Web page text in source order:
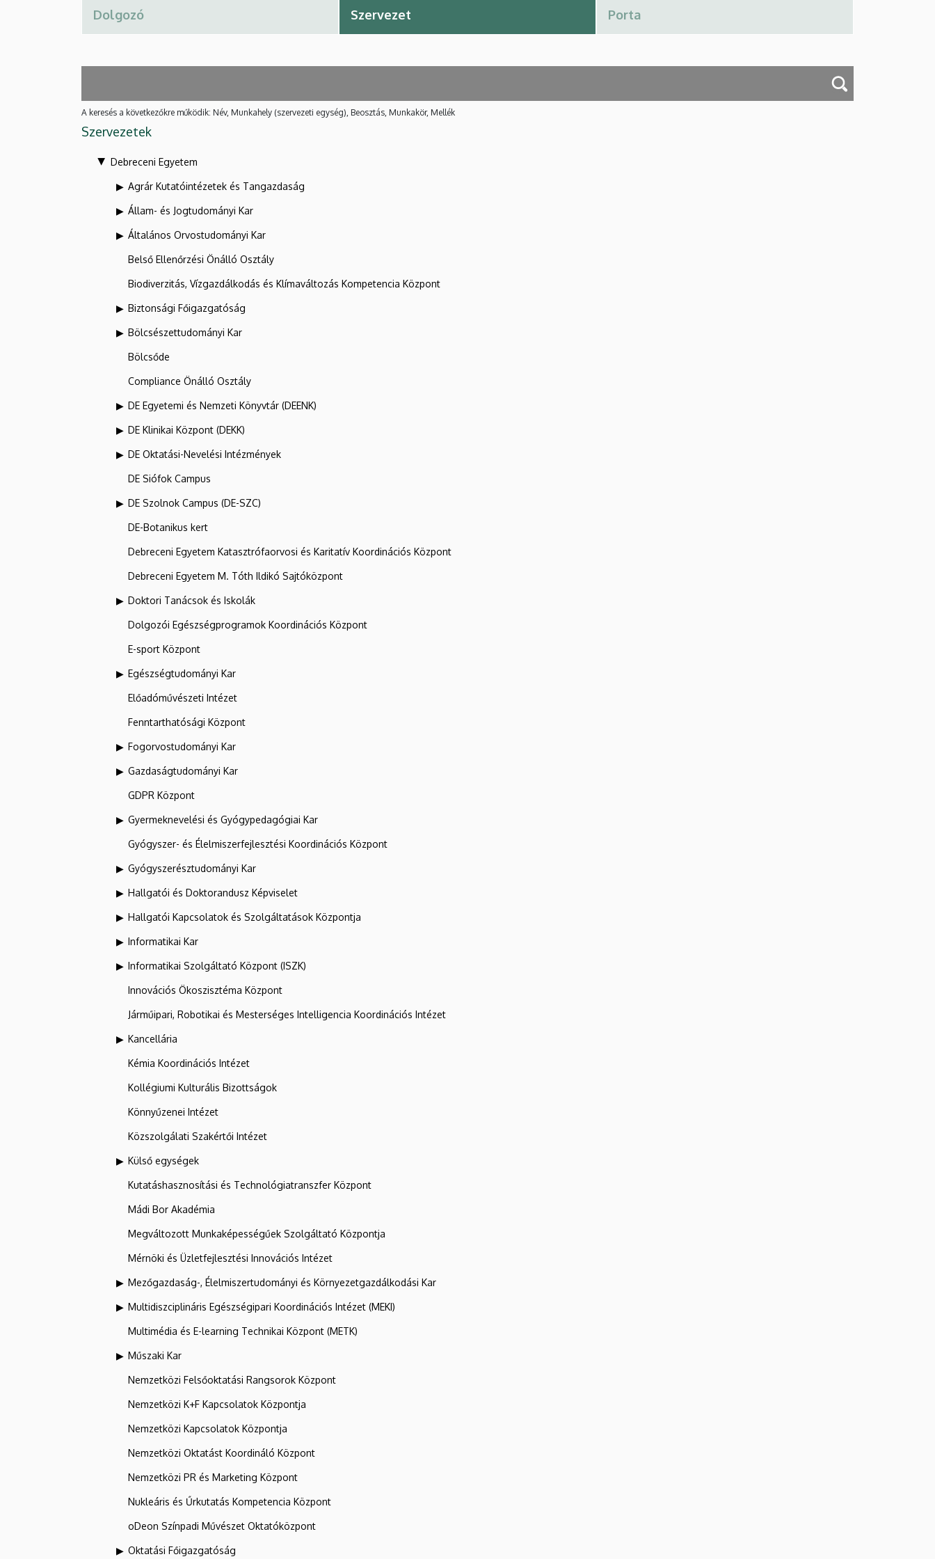
A keresés a következőkre működik: Név, Munkahely (szervezeti egység), Beosztás, Munkakör, Mellék
Szervezetek
Debreceni Egyetem
Agrár Kutatóintézetek és Tangazdaság
Állam- és Jogtudományi Kar
Általános Orvostudományi Kar
Belső Ellenőrzési Önálló Osztály
Biodiverzitás, Vízgazdálkodás és Klímaváltozás Kompetencia Központ
Biztonsági Főigazgatóság
Bölcsészettudományi Kar
Bölcsőde
Compliance Önálló Osztály
DE Egyetemi és Nemzeti Könyvtár (DEENK)
DE Klinikai Központ (DEKK)
DE Oktatási-Nevelési Intézmények
DE Siófok Campus
DE Szolnok Campus (DE-SZC)
DE-Botanikus kert
Debreceni Egyetem Katasztrófaorvosi és Karitatív Koordinációs Központ
Debreceni Egyetem M. Tóth Ildikó Sajtóközpont
Doktori Tanácsok és Iskolák
Dolgozói Egészségprogramok Koordinációs Központ
E-sport Központ
Egészségtudományi Kar
Előadóművészeti Intézet
Fenntarthatósági Központ
Fogorvostudományi Kar
Gazdaságtudományi Kar
GDPR Központ
Gyermeknevelési és Gyógypedagógiai Kar
Gyógyszer- és Élelmiszerfejlesztési Koordinációs Központ
Gyógyszerésztudományi Kar
Hallgatói és Doktorandusz Képviselet
Hallgatói Kapcsolatok és Szolgáltatások Központja
Informatikai Kar
Informatikai Szolgáltató Központ (ISZK)
Innovációs Ökoszisztéma Központ
Járműipari, Robotikai és Mesterséges Intelligencia Koordinációs Intézet
Kancellária
Kémia Koordinációs Intézet
Kollégiumi Kulturális Bizottságok
Könnyűzenei Intézet
Közszolgálati Szakértői Intézet
Külső egységek
Kutatáshasznosítási és Technológiatranszfer Központ
Mádi Bor Akadémia
Megváltozott Munkaképességűek Szolgáltató Központja
Mérnöki és Üzletfejlesztési Innovációs Intézet
Mezőgazdaság-, Élelmiszertudományi és Környezetgazdálkodási Kar
Multidiszciplináris Egészségipari Koordinációs Intézet (MEKI)
Multimédia és E-learning Technikai Központ (METK)
Műszaki Kar
Nemzetközi Felsőoktatási Rangsorok Központ
Nemzetközi K+F Kapcsolatok Központja
Nemzetközi Kapcsolatok Központja
Nemzetközi Oktatást Koordináló Központ
Nemzetközi PR és Marketing Központ
Nukleáris és Űrkutatás Kompetencia Központ
oDeon Színpadi Művészet Oktatóközpont
Oktatási Főigazgatóság